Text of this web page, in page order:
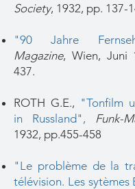
Society, 1932, pp. 137-
"90 Jahre
Magazine, Wien, Juni
437.
ROTH G.E., "Tonfilm
in Russland",
Funk-
1932, pp.455-458
"Le problème de la
télévision. Les sytèmes